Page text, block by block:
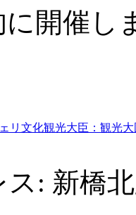
開催し
ス: 新橋